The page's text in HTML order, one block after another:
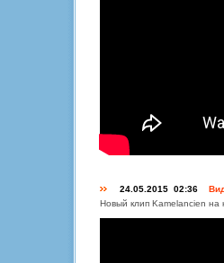
24.05.2015 02:36
Новый клип Kamelancien